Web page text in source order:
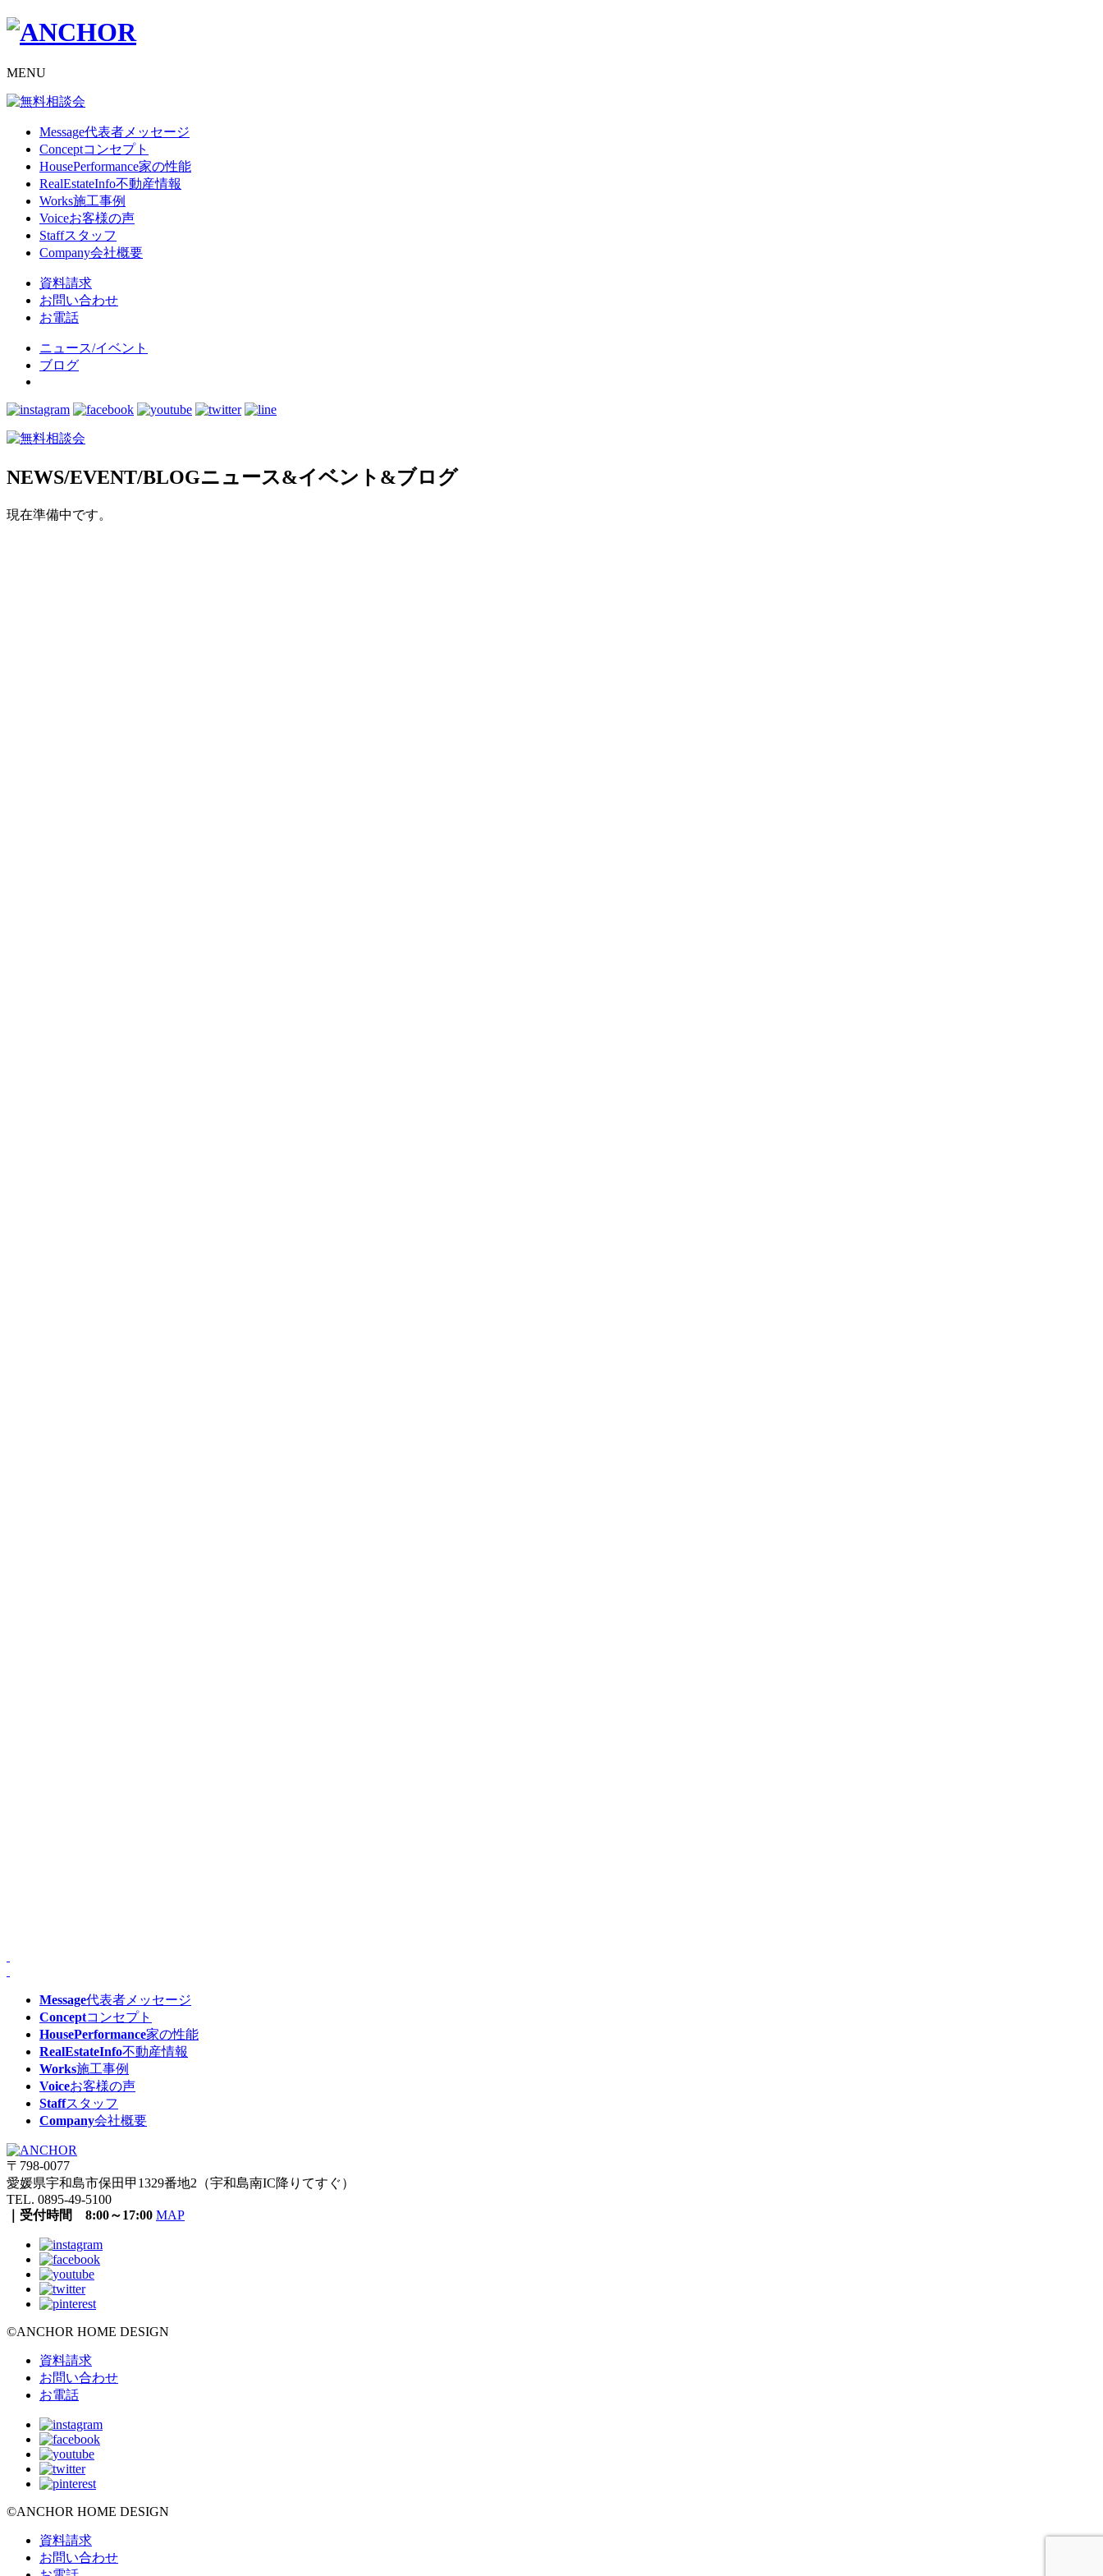
MENU
Message代表者メッセージ
Conceptコンセプト
HousePerformance家の性能
RealEstateInfo不動産情報
Works施工事例
Voiceお客様の声
Staffスタッフ
Company会社概要
資料請求
お問い合わせ
お電話
ニュース/イベント
ブログ
NEWS/EVENT/BLOGニュース&イベント&ブログ
現在準備中です。
Message代表者メッセージ
Conceptコンセプト
HousePerformance家の性能
RealEstateInfo不動産情報
Works施工事例
Voiceお客様の声
Staffスタッフ
Company会社概要
〒798-0077
愛媛県宇和島市保田甲1329番地2（宇和島南IC降りてすぐ）
TEL. 0895-49-5100
｜受付時間 8:00～17:00 MAP
©ANCHOR HOME DESIGN
資料請求
お問い合わせ
お電話
©ANCHOR HOME DESIGN
資料請求
お問い合わせ